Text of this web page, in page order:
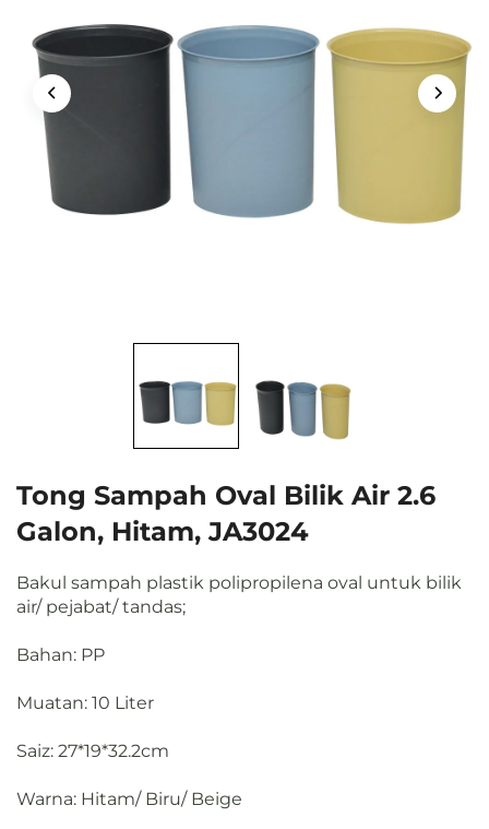
Tong Sampah Oval Bilik Air 2.6
Galon, Hitam, JA3024
Bakul sampah plastik polipropilena oval untuk bilik
air/ pejabat/ tandas;
Bahan: PP
Muatan: 10 Liter
Saiz: 27*19*32.2cm
Warna: Hitam/ Biru/ Beige